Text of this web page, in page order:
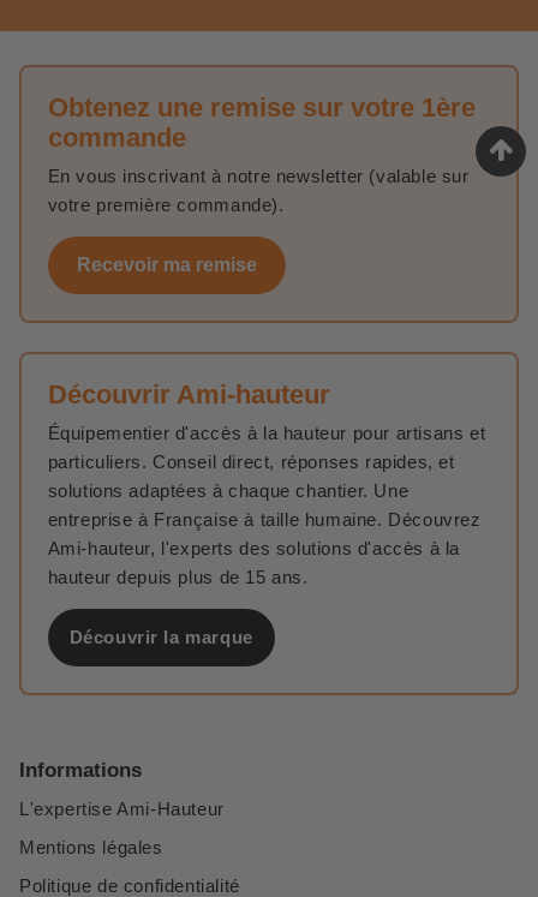
Obtenez une remise sur votre 1ère
commande
En vous inscrivant à notre newsletter (valable sur
votre première commande).
Recevoir ma remise
Découvrir Ami-hauteur
Équipementier d'accès à la hauteur pour artisans et
particuliers. Conseil direct, réponses rapides, et
solutions adaptées à chaque chantier. Une
entreprise à Française à taille humaine. Découvrez
Ami-hauteur, l'experts des solutions d'accès à la
hauteur depuis plus de 15 ans.
Découvrir la marque
Informations
L'expertise Ami-Hauteur
Mentions légales
Politique de confidentialité